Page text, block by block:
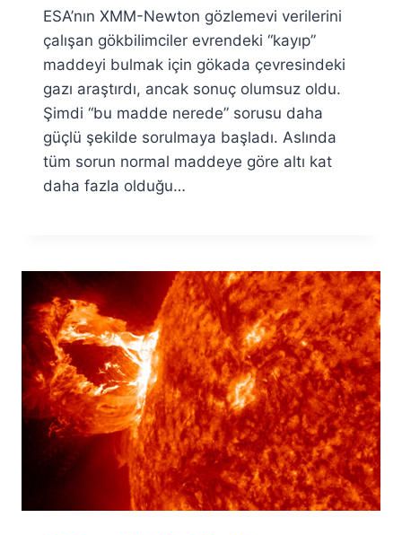
Fuat
Özyar
ESA’nın XMM-Newton gözlemevi verilerini
çalışan gökbilimciler evrendeki “kayıp”
maddeyi bulmak için gökada çevresindeki
gazı araştırdı, ancak sonuç olumsuz oldu.
Şimdi “bu madde nerede” sorusu daha
güçlü şekilde sorulmaya başladı. Aslında
tüm sorun normal maddeye göre altı kat
daha fazla olduğu…